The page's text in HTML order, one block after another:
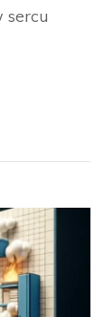
sercu